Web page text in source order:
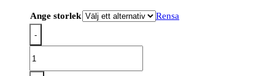
Ange storlek Rensa
-